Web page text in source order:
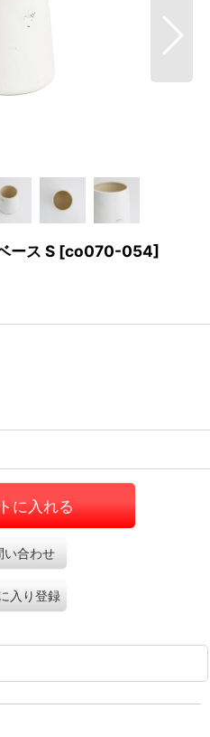
ース S [co070-054]
に入れる
い合わせ
入り登録